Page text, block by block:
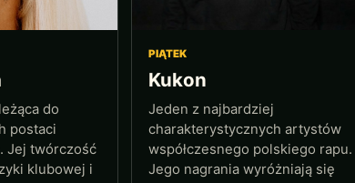
do
postaci
Jej twórczość
klubowej i
PIĄTEK
Kukon
Jeden z najbardziej
charakterystycznych artystów
współczesnego polskiego rapu.
Jego nagrania wyróżniają się